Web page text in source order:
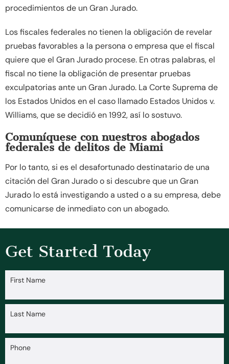
procedimientos de un Gran Jurado.
Los fiscales federales no tienen la obligación de revelar
pruebas favorables a la persona o empresa que el fiscal
quiere que el Gran Jurado procese. En otras palabras, el
fiscal no tiene la obligación de presentar pruebas
exculpatorias ante un Gran Jurado. La Corte Suprema de
los Estados Unidos en el caso llamado Estados Unidos v.
Williams, que se decidió en 1992, así lo sostuvo.
Comuníquese con nuestros abogados
federales de delitos de Miami
Por lo tanto, si es el desafortunado destinatario de una
citación del Gran Jurado o si descubre que un Gran
Jurado lo está investigando a usted o a su empresa, debe
comunicarse de inmediato con un abogado.
Get Started Today
First Name
Last Name
Phone